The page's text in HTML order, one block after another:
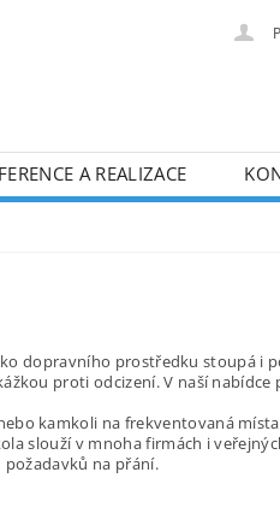
A REALIZACE
dopravního prostředku stoupá i
proti odcizení. V naší
kamkoli na frekventovaná
slouží v mnoha firmách i
na přání.